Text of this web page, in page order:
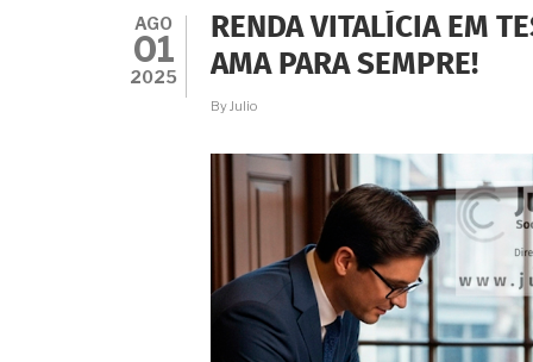
A
PENA
MIGRAR
DO
CARTÓRIO
EXTRAJUDICIAL?
AGO
01
2025
RENDA VITALÍCIA EM
AMA PARA SEMPRE!
ByJulio